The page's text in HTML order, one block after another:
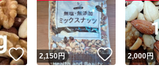
いいね！
2,150円 いいね！
2,000円